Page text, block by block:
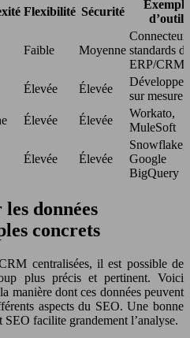
Flexibilité Sécurité
d’outils
Faible Moyenne standards
ERP/CRM
Élevée Élevée
sur mesure
Élevée Élevée
Workato,
MuleSoft
Élevée Élevée
Snowflake,
Google
BigQuery
données
concrets
centralisées, il est possible de
plus précis et pertinent. Voici
manière dont ces données peuvent
aspects du SEO. Une bonne
facilite grandement l’analyse.